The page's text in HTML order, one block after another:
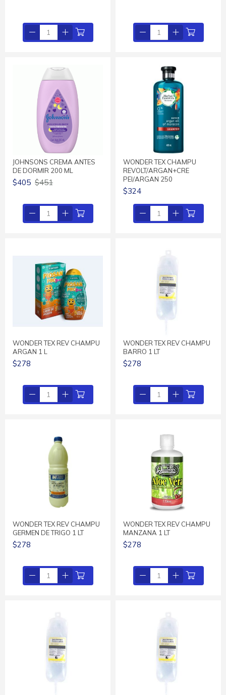
JOHNSONS CREMA ANTES
DE DORMIR 200 ML
$405 $451
WONDER TEX CHAMPU
REVOLT/ARGAN+CRE
PEI/ARGAN 250
$324
WONDER TEX REV CHAMPU
ARGAN 1 L
$278
WONDER TEX REV CHAMPU
BARRO 1 LT
$278
WONDER TEX REV CHAMPU
GERMEN DE TRIGO 1 LT
$278
WONDER TEX REV CHAMPU
MANZANA 1 LT
$278